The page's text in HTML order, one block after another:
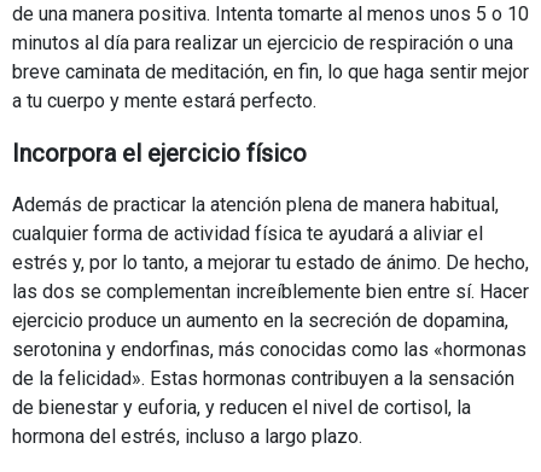
de una manera positiva. Intenta tomarte al menos unos 5 o 10
minutos al día para realizar un ejercicio de respiración o una
breve caminata de meditación, en fin, lo que haga sentir mejor
a tu cuerpo y mente estará perfecto.
Incorpora el ejercicio físico
Además de practicar la atención plena de manera habitual,
cualquier forma de actividad física te ayudará a aliviar el
estrés y, por lo tanto, a mejorar tu estado de ánimo. De hecho,
las dos se complementan increíblemente bien entre sí. Hacer
ejercicio produce un aumento en la secreción de dopamina,
serotonina y endorfinas, más conocidas como las «hormonas
de la felicidad». Estas hormonas contribuyen a la sensación
de bienestar y euforia, y reducen el nivel de cortisol, la
hormona del estrés, incluso a largo plazo.